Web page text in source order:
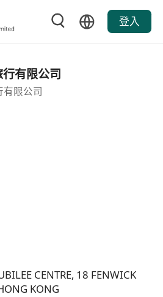
登入
有限公司
限公司
CENTRE, 18 FENWICK
KONG